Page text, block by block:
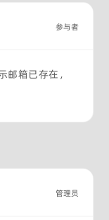
参与者
箱已存在，
管理员